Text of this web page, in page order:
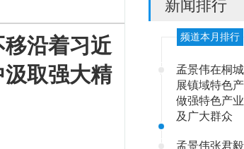
沿着习近
取强大精
新闻排行
频道本月排行
孟景伟在桐
展镇域特色
做强特色产
及广大群众
孟景伟张君